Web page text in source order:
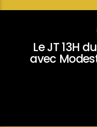
Le JT 13H
avec